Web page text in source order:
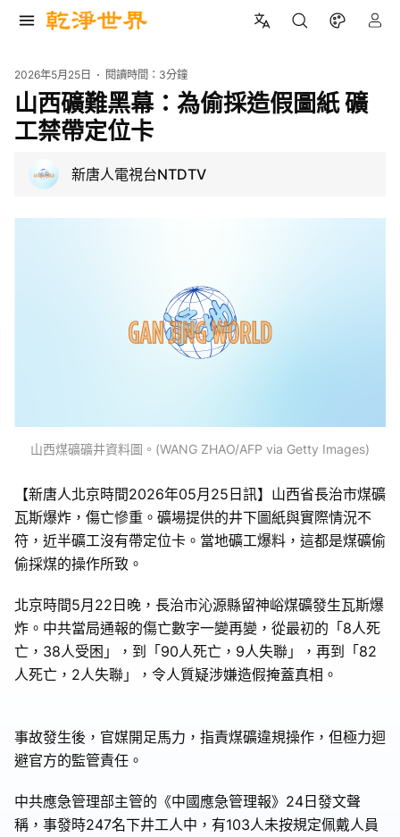
2026年5月25日 閱讀時間： 3分鐘
山西礦難黑幕：為偷採造假圖紙 礦
工禁帶定位卡
新唐人電視台NTDTV
山西煤礦礦井資料圖。(WANG ZHAO/AFP via Getty Images)
【新唐人北京時間2026年05月25日訊】山西省長治市煤礦
瓦斯爆炸，傷亡慘重。礦場提供的井下圖紙與實際情況不
符，近半礦工沒有帶定位卡。當地礦工爆料，這都是煤礦偷
偷採煤的操作所致。
北京時間5月22日晚，長治市沁源縣留神峪煤礦發生瓦斯爆
炸。中共當局通報的傷亡數字一變再變，從最初的「8人死
亡，38人受困」，到「90人死亡，9人失聯」，再到「82
人死亡，2人失聯」，令人質疑涉嫌造假掩蓋真相。
事故發生後，官媒開足馬力，指責煤礦違規操作，但極力迴
避官方的監管責任。
中共應急管理部主管的《中國應急管理報》24日發文聲
稱，事發時247名下井工人中，有103人未按規定佩戴人員